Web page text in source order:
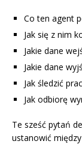
Co ten agent
Jak się z nim
Jakie dane
Jakie dane
Jak śledzić
Jak odbiorę
Te sześć pytań
ustanowić